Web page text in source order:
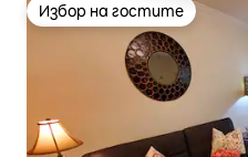
Избор на гостите
Избор на гостите